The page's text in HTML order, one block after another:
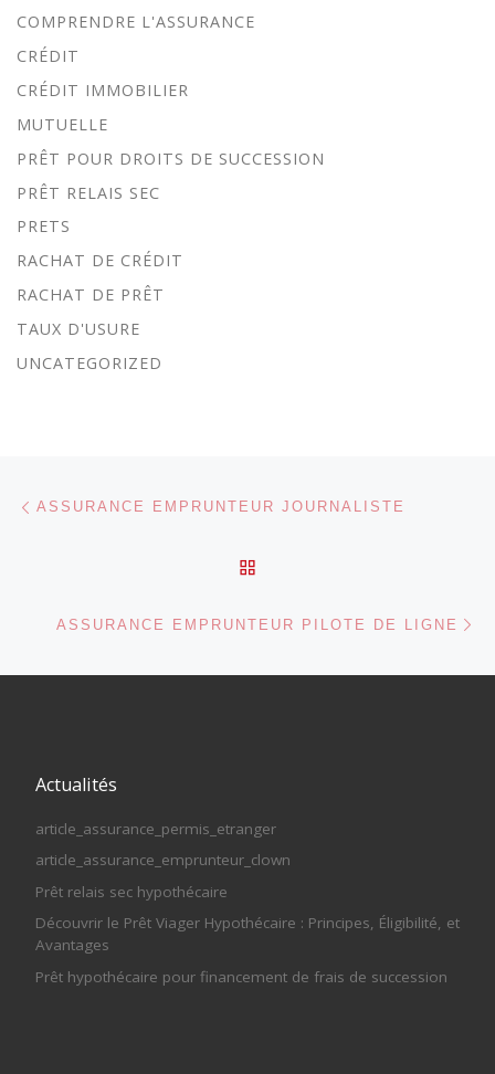
COMPRENDRE L'ASSURANCE
CRÉDIT
CRÉDIT IMMOBILIER
MUTUELLE
PRÊT POUR DROITS DE SUCCESSION
PRÊT RELAIS SEC
PRETS
RACHAT DE CRÉDIT
RACHAT DE PRÊT
TAUX D'USURE
UNCATEGORIZED
Parcourir les articles
ASSURANCE EMPRUNTEUR JOURNALISTE
ASSURANCE EMPRUNTEUR PILOTE DE LIGNE
Actualités
article_assurance_permis_etranger
article_assurance_emprunteur_clown
Prêt relais sec hypothécaire
Découvrir le Prêt Viager Hypothécaire : Principes, Éligibilité, et
Avantages
Prêt hypothécaire pour financement de frais de succession